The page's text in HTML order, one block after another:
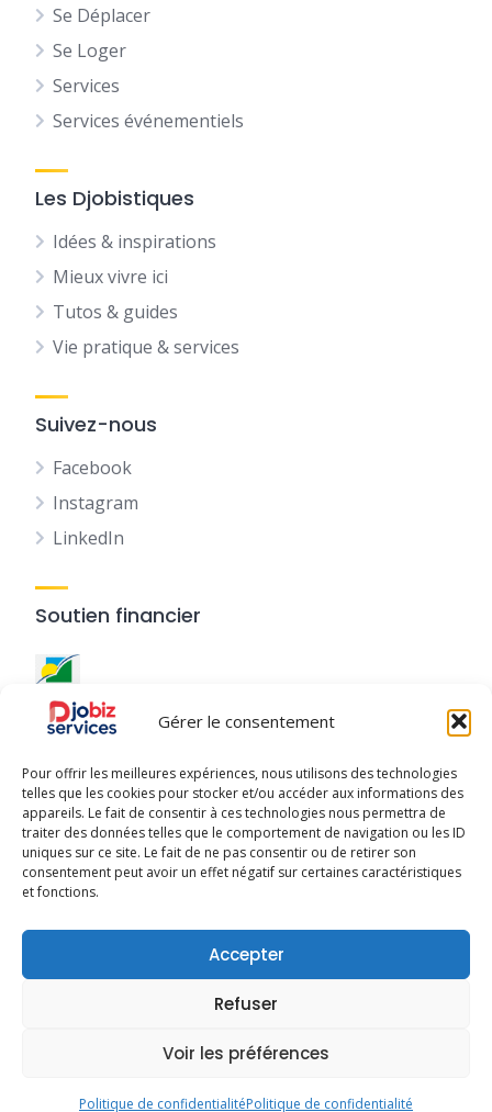
Gérer le consentement
Pour offrir les meilleures expériences, nous utilisons des technologies
telles que les cookies pour stocker et/ou accéder aux informations des
appareils. Le fait de consentir à ces technologies nous permettra de
traiter des données telles que le comportement de navigation ou les ID
uniques sur ce site. Le fait de ne pas consentir ou de retirer son
consentement peut avoir un effet négatif sur certaines caractéristiques
et fonctions.
Accepter
Refuser
Voir les préférences
Politique de confidentialitéPolitique de confidentialité
Se Déplacer
Se Loger
Services
Services événementiels
Les Djobistiques
Idées & inspirations
Mieux vivre ici
Tutos & guides
Vie pratique & services
Suivez-nous
Facebook
Instagram
LinkedIn
Soutien financier
Ce site a été réalisé avec lesoutien financier de la
Djobiz © 2025 - Tous droits réservés
Conditions d’Utilisation
Politique de Confidentialité
Charte Qualité
Conditions Générales de Vente
Politique de cookies